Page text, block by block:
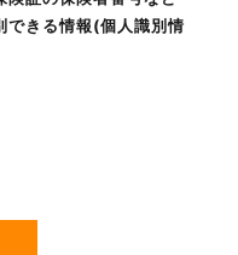
できる情報(個人識別情
座番号，クレジット
などとの間でなされ
や決済に関する情報を,